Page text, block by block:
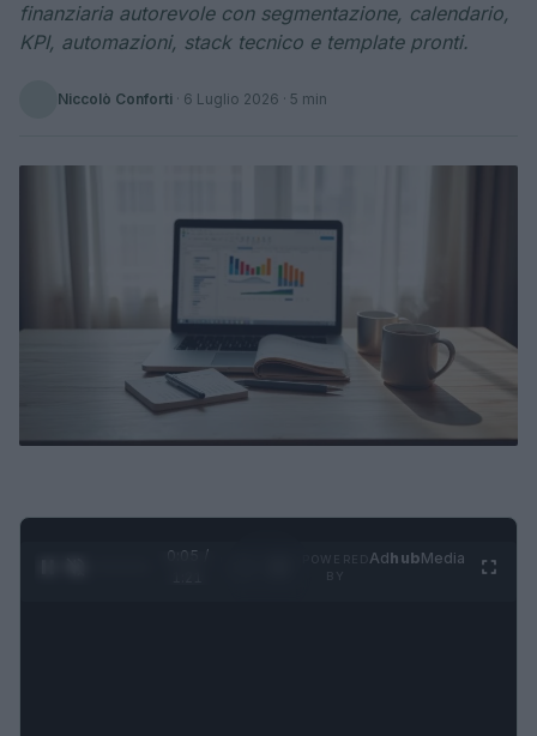
finanziaria autorevole con segmentazione, calendario,
KPI, automazioni, stack tecnico e template pronti.
Niccolò Conforti · 6 Luglio 2026 · 5 min
0:06 /
AdhubMedia